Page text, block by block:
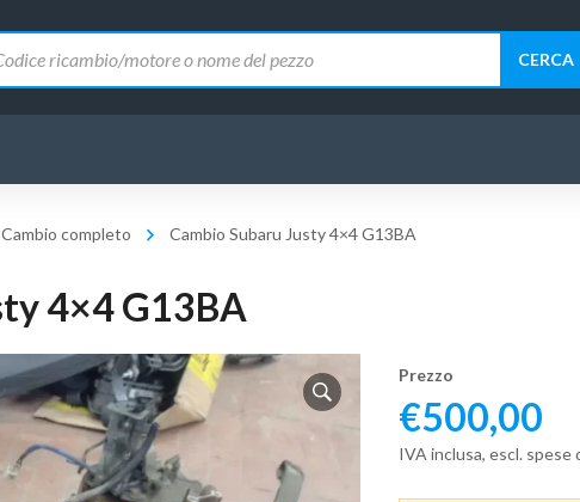
CERCA
Cambio completo Cambio Subaru Justy 4×4 G13BA
4×4 G13BA
Prezzo
€500,00
IVA inclusa, escl. spese